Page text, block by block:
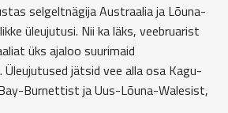
selgeltnägija Austraalia ja Lõuna-
üleujutusi. Nii ka läks, veebruarist
üks ajaloo suurimaid
jätsid vee alla osa Kagu-
Burnettist ja Uus-Lõuna-Walesist,